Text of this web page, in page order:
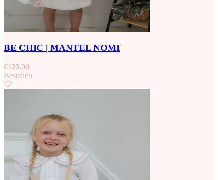
BE CHIC | MANTEL NOMI
€125,00
Bestellen